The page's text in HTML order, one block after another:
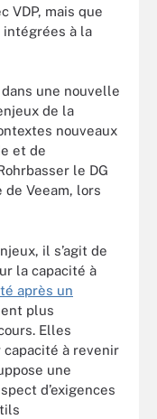
VDP, mais que
intégrées à la
une nouvelle
de la
nouveaux
et de
le DG
de Veeam, lors
il s’agit de
la capacité à
après un
plus
Elles
à revenir
une
d’exigences